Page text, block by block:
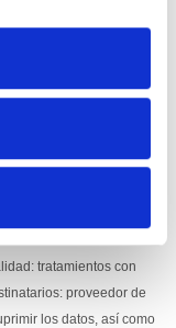
y
primera compra.
tratamientos con
proveedor de
los datos, así como